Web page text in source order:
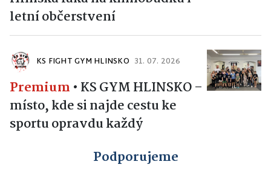
letní občerstvení
KS FIGHT GYM HLINSKO 31. 07. 2026
Premium • KS GYM HLINSKO –
místo, kde si najde cestu ke
sportu opravdu každý
Podporujeme